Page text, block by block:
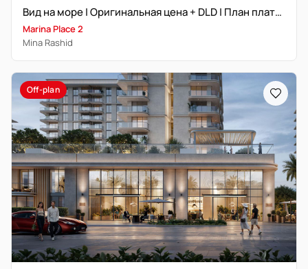
Вид на море | Оригинальная цена + DLD | План платежей
Marina Place 2
Mina Rashid
Off-plan